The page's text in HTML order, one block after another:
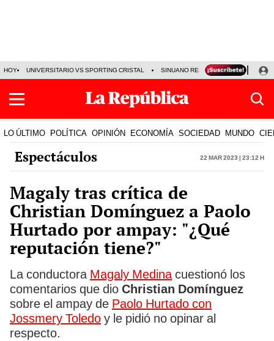
HOY UNIVERSITARIO VS SPORTING CRISTAL SINUANO RESULTADOS HOY
LO ÚLTIMO POLÍTICA OPINIÓN ECONOMÍA SOCIEDAD MUNDO
Espectáculos 22 Mar 2023 | 23:12 h
Magaly tras crítica de
Christian Domínguez a Paolo
Hurtado por ampay: "¿Qué
reputación tiene?"
La conductora Magaly Medinacuestionó los
comentarios que dio Christian Domínguez
sobre el ampay de Paolo Hurtado con
Jossmery Toledo y le pidió no opinar al
respecto.